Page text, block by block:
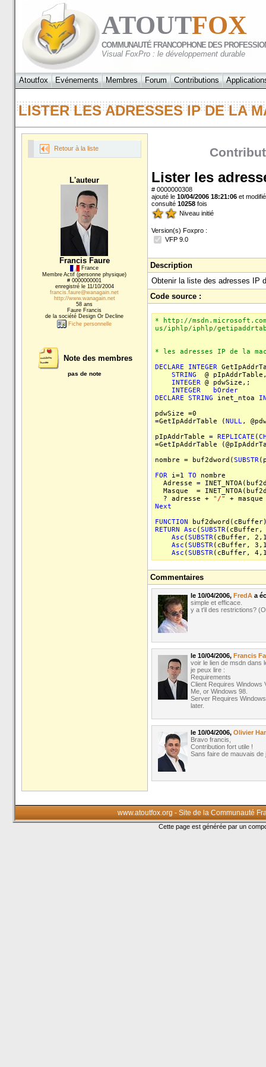
ATOUTFOX
COMMUNAUTÉ FRANCOPHONE DES
Visual FoxPro : le développement durable
Atoutfox Evénements Membres Forum Contributions
LISTER LES ADRESSES IP DE LA
Retour à la liste
L'auteur
Francis Faure
France
Membre Actif (personne physique)
# 0000000001
enregistré le 11/10/2004
francis.faure@wanagain.net
http://www.wanagain.net
58 ans
Faure Francis
de la société Design Or Decline
Fiche personnelle
Note des membres
pas de note
Lister les
# 0000000308
ajouté le 10/04/2006 18:21:06et
consulté 10258fois
Niveau initié
Version(s) Foxpro :
VFP 9.0
Description
Obtenir la liste des adresses IP
Code source :
* http://
us/iphlp/iphlp/
* les adresses IP de la
DECLARE
INTEGER
STRING @
INTEGER@ pdwSize,;
INTEGER
bOrder
DECLARE
STRING inet_ntoa
pdwSize =0
=GetIpAddrTable (NULL,
pIpAddrTable = REPLICATE (
=GetIpAddrTable
nombre = buf2dword(SUBSTR
FORi=1 TO nombre
Adresse =
Masque =
? adresse +
"/"
+ masque
Next
FUNCTION
RETURN
Asc (SUBSTR
Asc (SUBSTR(cBuffer,
Asc (SUBSTR(cBuffer,
Asc (SUBSTR(cBuffer,
Commentaires
le 10/04/2006, FredAa
simple et efficace.
y a t'il des restrictions?
le 10/04/2006, Francis
voir le lien de msdn dans
je peux lire :
Requirements
Client Requires Windows
Me, or Windows 98.
Server Requires
later.
le 10/04/2006, Olivier
Bravo francis,
Contribution fort utile !
Sans faire de mauvais de
www.atoutfox.org - Site de la Communauté
Cette page est générée par un